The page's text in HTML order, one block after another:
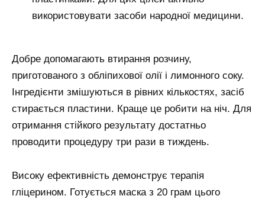
використовувати засоби народної медицини.
Добре допомагають втирання розчину,
приготованого з обліпихової олії і лимонного соку.
Інгредієнти змішуються в рівних кількостях, засіб
стирається пластини. Краще це робити на ніч. Для
отримання стійкого результату достатньо
проводити процедуру три рази в тиждень.
Високу ефективність демонструє терапія
гліцерином. Готується маска з 20 грам цього